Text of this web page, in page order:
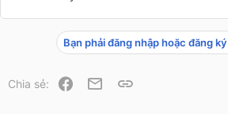
Bạn phải đăng nhập hoặc đăng
Chia sẻ: Facebook
Email